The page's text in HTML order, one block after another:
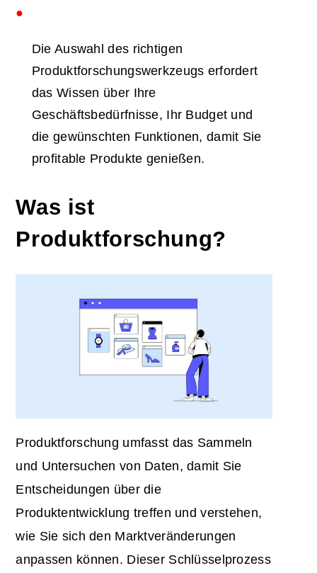
Die Auswahl des richtigen
Produktforschungswerkzeugs erfordert
das Wissen über Ihre
Geschäftsbedürfnisse, Ihr Budget und
die gewünschten Funktionen, damit Sie
profitable Produkte genießen.
Was ist
Produktforschung?
Produktforschung umfasst das Sammeln
und Untersuchen von Daten, damit Sie
Entscheidungen über die
Produktentwicklung treffen und verstehen,
wie Sie sich den Marktveränderungen
anpassen können. Dieser Schlüsselprozess